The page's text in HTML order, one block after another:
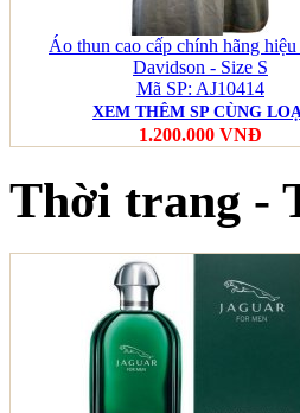
Áo thun cao cấp chính hãng
Davidson - Size S
Mã SP: AJ10414
XEM THÊM SP CÙNG
1.200.000 VNĐ
Thời trang -